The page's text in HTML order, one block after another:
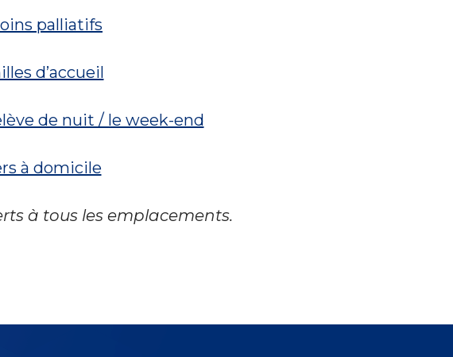
palliatifs
d’accueil
de nuit / le week-end
à domicile
à tous les emplacements.